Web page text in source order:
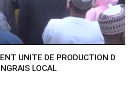
UNITE DE PRODUCTION D
LOCAL